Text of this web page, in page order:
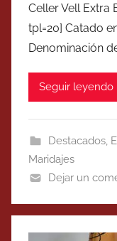
Celler Vell Extra
tpl=20] Catado
Denominación
Seguir leyendo
Destacados,
Maridajes
Dejar un